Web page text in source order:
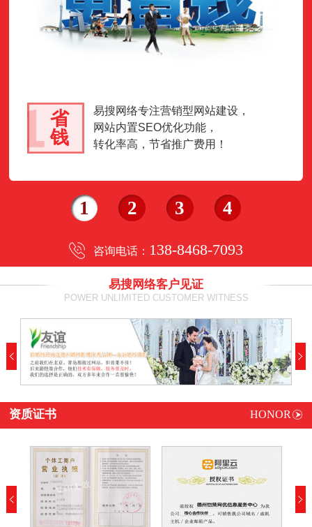
省
钱
易搜网络专注营销型网站建设，
网站内置SEO优化功能，
转化率高，节省推广费用！
1 2 3 4
咨询电话： 138-8468-7093
易搜网络客户见证
POWER UNLIMITED CUSTOMER WITNESS
资质证书 HONOR